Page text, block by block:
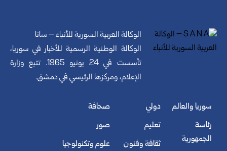
الوكالة العربية السورية للأنباء – سانا
الوكالة الوطنية الرسمية للأخبار في سوريا،
تأسست في 24 يونيو 1965. تتبع وزارة
الإعلام، ومركزها الرئيسي في دمشق.
سوريا والعالم
رئاسة
الجمهورية
دولي
تعليم
ثقافة وفنون
صحافة
صور
علوم وتكنولوجيا